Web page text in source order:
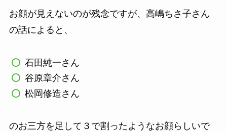
お顔が見えないのが残念ですが、高嶋ちさ子さん
の話によると、
石田純一さん
谷原章介さん
松岡修造さん
のお三方を足して３で割ったようなお顔らしいで